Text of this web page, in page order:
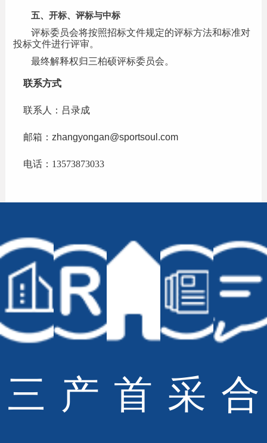
五、开标、评标与中标
评标委员会将按照招标文件规定的评标方法和标准对
投标文件进行评审。
最终解释权归三柏硕评标委员会。
联系方式
联系人： 吕录成
邮箱： zhangyongan@sportsoul.com
电话： 13573873033
© Copyright Sportsoul Co.,Ltd All Rights Reserved
备案号：鲁ICP备20028210号-2
青岛大有网络公司
三 产 首 采 合